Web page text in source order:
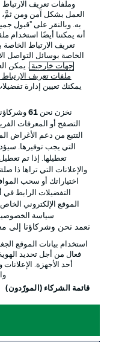
الإعلانات
شروط الاستخدام
جهة النشر
اللاعبون
© 2026 Bundesliga-Gruppe GmbH
وملفات تعريف
العمل بشكل آمن ومن ثمَّ،
به. وبالنقر على "قبول
أنه يمكننا أيضًا استخدام
تعريف الارتباط الخاصة
الخاصة بوسائل التواصل
جهات خارجية . يمكن
ملفات تعريف الارتباط
يمكنك تعيين إدارة
نخزن نحن 61
التصفح أو المعرفات
التتبع من دعم الأغراض
التي يجب توفيرها.
تعطيلها. إذا تم
والإعلانات التي تراها ذا
اختياراتك أو سحب
التفضيلات الرابط
الموقع الإلكتروني
سياسة
نعمد نحن وشركاؤنا إلى
استخدام بيانات الموقع
فعال من أجل تحديد
أحد الأجهزة.
قائمة الشركاء (المورّدون)